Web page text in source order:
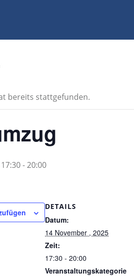
bereits stattgefunden.
-20:00
DETAILS
Datum:
14 November , 2025
Zeit:
17:30 - 20:00
Veranstaltungskategorie